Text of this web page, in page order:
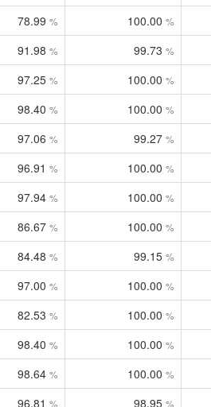
78.99 % 100.00 %
91.98 % 99.73 %
97.25 % 100.00 %
98.40 % 100.00 %
97.06 % 99.27 %
96.91 % 100.00 %
97.94 % 100.00 %
86.67 % 100.00 %
84.48 % 99.15 %
97.00 % 100.00 %
82.53 % 100.00 %
98.40 % 100.00 %
98.64 % 100.00 %
96.81 % 98.95 %